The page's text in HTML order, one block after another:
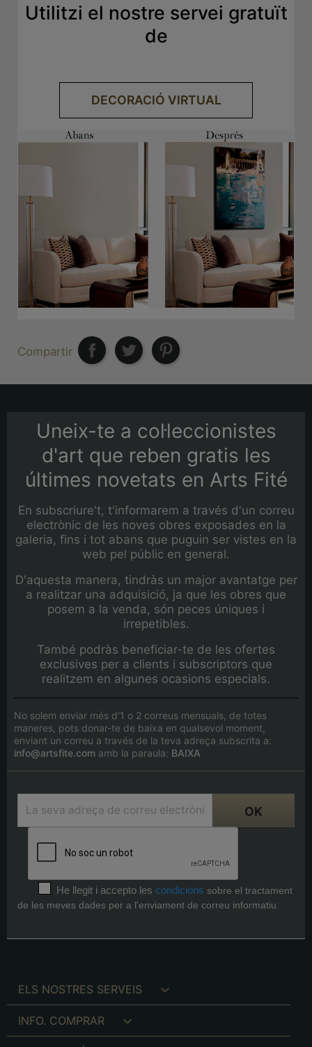
Utilitzi el nostre servei gratuït
de
DECORACIÓ VIRTUAL
Compartir
Uneix-te a col·leccionistes
d'art que reben gratis les
últimes novetats en Arts Fité
En subscriure't, t'informarem a través d'un correu
electrònic de les noves obres exposades en la
galeria, fins i tot abans que puguin ser vistes en la
web pel públic en general.
D'aquesta manera, tindràs un major avantatge per
a realitzar una adquisició, ja que les obres que
posem a la venda, són peces úniques i
irrepetibles.
També podràs beneficiar-te de les ofertes
exclusives per a clients i subscriptors que
realitzem en algunes ocasions especials.
No solem enviar més d'1 o 2 correus mensuals, de totes
maneres, pots donar-te de baixa en qualsevol moment,
enviant un correu a través de la teva adreça subscrita a:
info@artsfite.com amb la paraula: BAIXA
He llegit i accepto les condicions sobre el tractament
de les meves dades per a l'enviament de correu informatiu.
ELS NOSTRES SERVEIS 
INFO. COMPRAR 